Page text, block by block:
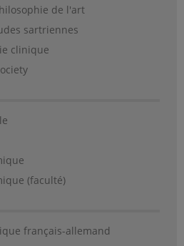
de l'art
sartriennes
clinique
(faculté)
français-allemand